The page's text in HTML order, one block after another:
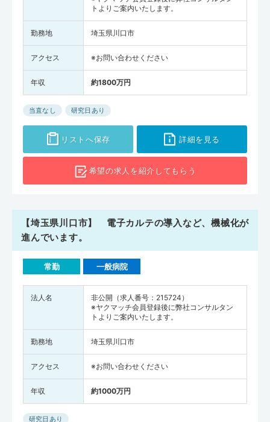
トよりご案内いたします。
勤務地 埼玉県川口市
アクセス ※お問い合わせください
年収 約1800万円
当直なし 研究日あり
リストへ保存 詳細を見る
希望の求人を紹介してもらう
【埼玉県川口市】 電子カルテの導入など、機械化が
進んでいます。
常勤 一般病院
法人名
非公開（求人番号：215724）
※ヤクマッチ会員登録後に弊社コンサルタン
トよりご案内いたします。
勤務地 埼玉県川口市
アクセス ※お問い合わせください
年収 約1000万円
研究日あり